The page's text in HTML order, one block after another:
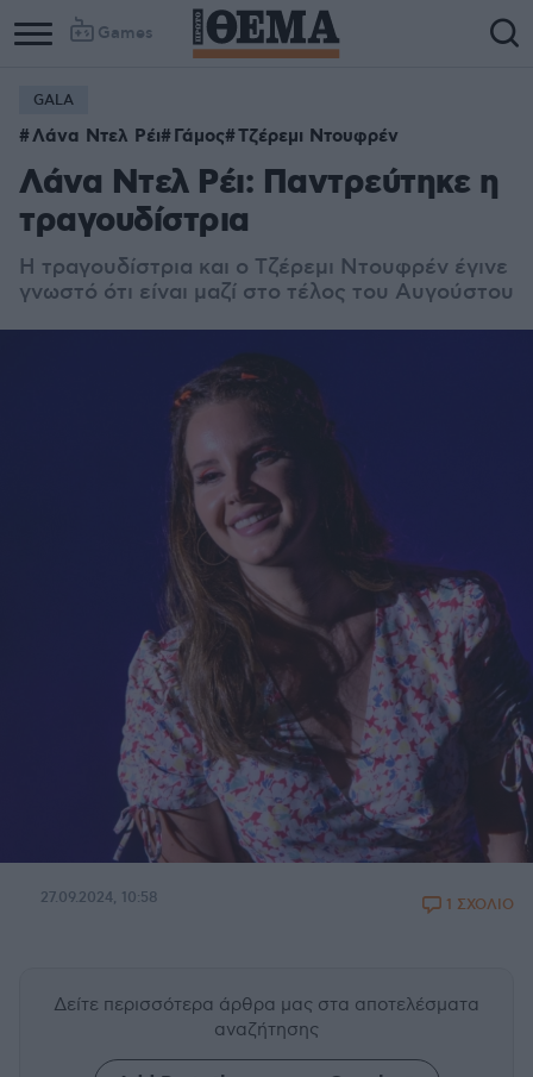
Games
GALA
Λάνα Ντελ Ρέι Γάμος Τζέρεμι Ντουφρέν
Λάνα Ντελ Ρέι: Παντρεύτηκε η
τραγουδίστρια
Η τραγουδίστρια και ο Τζέρεμι Ντουφρέν έγινε
γνωστό ότι είναι μαζί στο τέλος του Αυγούστου
27.09.2024, 10:58 1 ΣΧΟΛΙΟ
Δείτε περισσότερα άρθρα μας στα αποτελέσματα
αναζήτησης